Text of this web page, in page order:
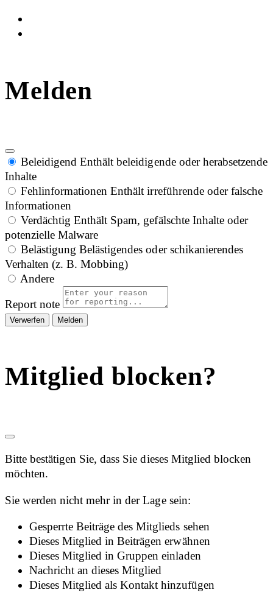
Melden
Beleidigend Enthält beleidigende oder herabsetzende
Inhalte
Fehlinformationen Enthält irreführende oder falsche
Informationen
Verdächtig Enthält Spam, gefälschte Inhalte oder
potenzielle Malware
Belästigung Belästigendes oder schikanierendes
Verhalten (z. B. Mobbing)
Andere
Report note
Melden
Mitglied blocken?
Bitte bestätigen Sie, dass Sie dieses Mitglied blocken
möchten.
Sie werden nicht mehr in der Lage sein:
Gesperrte Beiträge des Mitglieds sehen
Dieses Mitglied in Beiträgen erwähnen
Dieses Mitglied in Gruppen einladen
Nachricht an dieses Mitglied
Dieses Mitglied als Kontakt hinzufügen